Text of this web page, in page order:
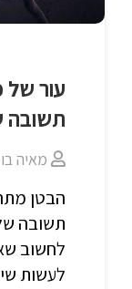
עור של
תשובה
מאיה
הבטן
תשובה
לחשוב
לעשות